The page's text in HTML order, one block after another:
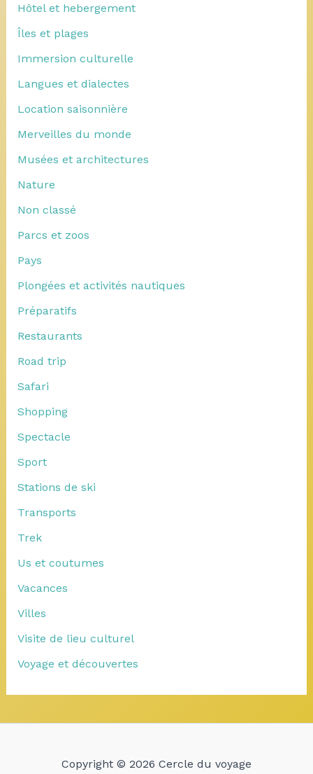
Hôtel et hebergement
Îles et plages
Immersion culturelle
Langues et dialectes
Location saisonnière
Merveilles du monde
Musées et architectures
Nature
Non classé
Parcs et zoos
Pays
Plongées et activités nautiques
Préparatifs
Restaurants
Road trip
Safari
Shopping
Spectacle
Sport
Stations de ski
Transports
Trek
Us et coutumes
Vacances
Villes
Visite de lieu culturel
Voyage et découvertes
Copyright © 2026 Cercle du voyage